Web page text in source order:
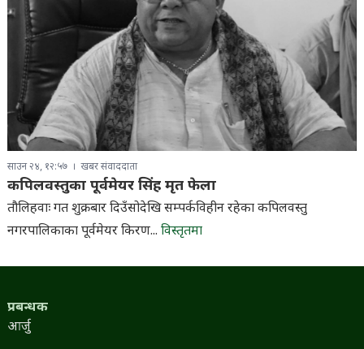
साउन २४, १२:५७ खबर संवाददाता
कपिलवस्तुका पूर्वमेयर सिंह मृत फेला
तौलिहवाः गत शुक्रबार दिउँसोदेखि सम्पर्कविहीन रहेका कपिलवस्तु
नगरपालिकाका पूर्वमेयर किरण... विस्तृतमा
प्रबन्धक
आर्जु